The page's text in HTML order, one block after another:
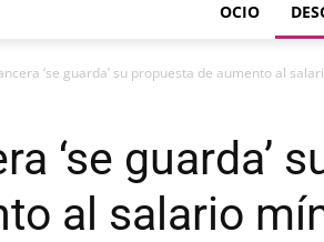
OCIO
‘se guarda’ su propuesta de aumento al
‘se guarda’
al salario